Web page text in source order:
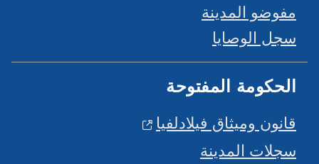
مفوضو المدينة
سجل الوصايا
الحكومة المفتوحة
قانون وميثاق فيلادلفيا
سجلات المدينة